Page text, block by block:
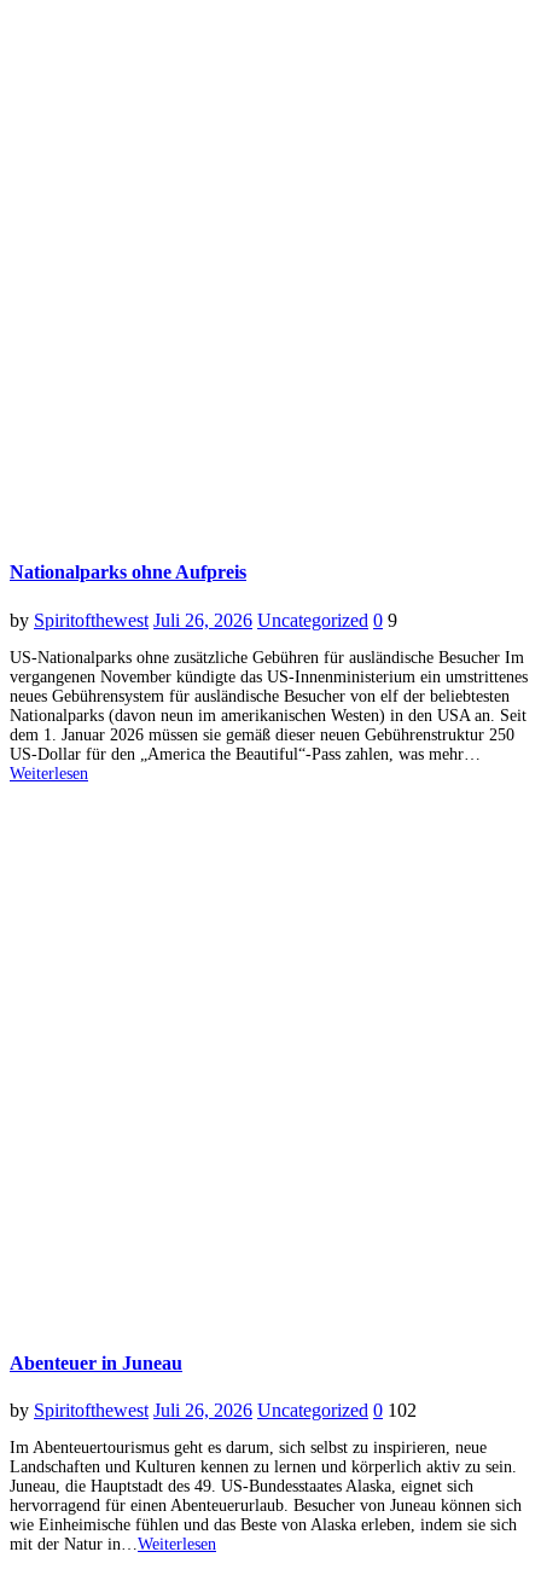
Nationalparks ohne Aufpreis
by Spiritofthewest Juli 26, 2026 Uncategorized 0 9
US-Nationalparks ohne zusätzliche Gebühren für ausländische Besucher Im
vergangenen November kündigte das US-Innenministerium ein umstrittenes
neues Gebührensystem für ausländische Besucher von elf der beliebtesten
Nationalparks (davon neun im amerikanischen Westen) in den USA an. Seit
dem 1. Januar 2026 müssen sie gemäß dieser neuen Gebührenstruktur 250
US-Dollar für den „America the Beautiful“-Pass zahlen, was mehr…
Weiterlesen
Abenteuer in Juneau
by Spiritofthewest Juli 26, 2026 Uncategorized 0 102
Im Abenteuertourismus geht es darum, sich selbst zu inspirieren, neue
Landschaften und Kulturen kennen zu lernen und körperlich aktiv zu sein.
Juneau, die Hauptstadt des 49. US-Bundesstaates Alaska, eignet sich
hervorragend für einen Abenteuerurlaub. Besucher von Juneau können sich
wie Einheimische fühlen und das Beste von Alaska erleben, indem sie sich
mit der Natur in…Weiterlesen